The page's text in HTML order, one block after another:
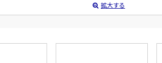
拡大する